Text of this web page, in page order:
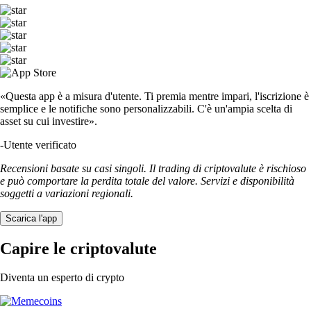
«Questa app è a misura d'utente. Ti premia mentre impari, l'iscrizione è
semplice e le notifiche sono personalizzabili. C'è un'ampia scelta di
asset su cui investire».
-Utente verificato
Recensioni basate su casi singoli. Il trading di criptovalute è rischioso
e può comportare la perdita totale del valore. Servizi e disponibilità
soggetti a variazioni regionali.
Scarica l'app
Capire le criptovalute
Diventa un esperto di crypto